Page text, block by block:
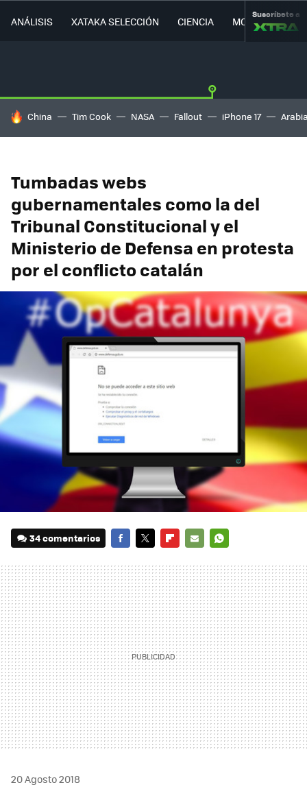
ANÁLISIS XATAKA SELECCIÓN CIENCIA MOVILIDAD
Suscríbete a
HOY SE HABLA DE
China Tim Cook NASA Fallout iPhone 17
Tumbadas webs
gubernamentales como la del
Tribunal Constitucional y el
Ministerio de Defensa en protesta
por el conflicto catalán
34 comentarios
MAIL
20 Agosto 2018